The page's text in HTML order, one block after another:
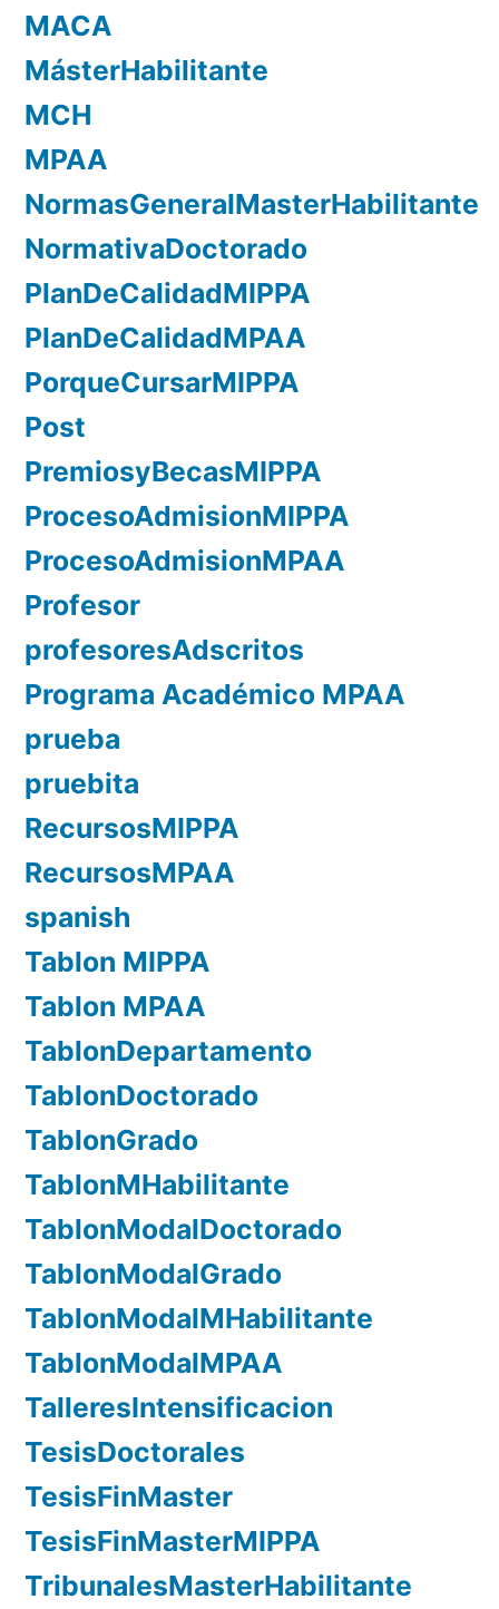
MACA
MásterHabilitante
MCH
MPAA
NormasGeneralMasterHabilitante
NormativaDoctorado
PlanDeCalidadMIPPA
PlanDeCalidadMPAA
PorqueCursarMIPPA
Post
PremiosyBecasMIPPA
ProcesoAdmisionMIPPA
ProcesoAdmisionMPAA
Profesor
profesoresAdscritos
Programa Académico MPAA
prueba
pruebita
RecursosMIPPA
RecursosMPAA
spanish
Tablon MIPPA
Tablon MPAA
TablonDepartamento
TablonDoctorado
TablonGrado
TablonMHabilitante
TablonModalDoctorado
TablonModalGrado
TablonModalMHabilitante
TablonModalMPAA
TalleresIntensificacion
TesisDoctorales
TesisFinMaster
TesisFinMasterMIPPA
TribunalesMasterHabilitante